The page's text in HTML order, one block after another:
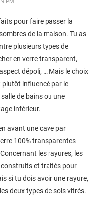
PM
pour faire passer la
de la maison. Tu as
plusieurs types de
en verre transparent,
dépoli, … Mais le choix
plutôt influencé par le
de bains ou une
inférieur.
avant une cave par
100% transparentes
les rayures, les
et traités pour
si tu dois avoir une rayure,
deux types de sols vitrés.